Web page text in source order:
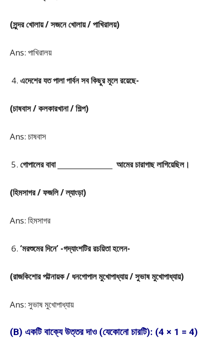
(সুন্দর খোলায় / সজনে খোলায় / পাখিরালয়)
Ans: পাখিরালয়
এদেশের যত পালা পার্বন সব কিছুর মূলে রয়েছে-
(চাষবাস / কলকারখানা / শিল্প)
Ans: চাষবাস
গোপালের বাবা ________________ আমের চারাগাছ লাগিয়েছিল।
(হিমসাগর / ফজলি / ল্যাংড়া)
Ans: হিমসাগর
‘মরশুমের দিনে’ -গদ্যাংশটির রচয়িতা হলেন-
(রাজকিশোর পট্টনায়ক / ধনগোপাল মুখোপাধ্যায় / সুভাষ মুখোপাধ্যায়)
Ans: সুভাষ মুখোপাধ্যায়
(B) একটি বাক্যে উত্তর দাও (যেকোনো চারটি): (4 × 1 = 4)